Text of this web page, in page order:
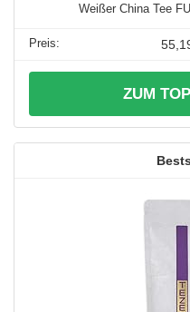
Weißer China Tee
ZUM